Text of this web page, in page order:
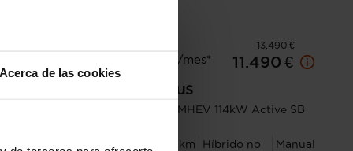
Acerca de las cookies
13.490 €
Desde 179 € /mes*
11.490 €
Focus
1.0 Ecoboost MHEV 114kW Active SB
95.982 km
Híbrido no
Manual